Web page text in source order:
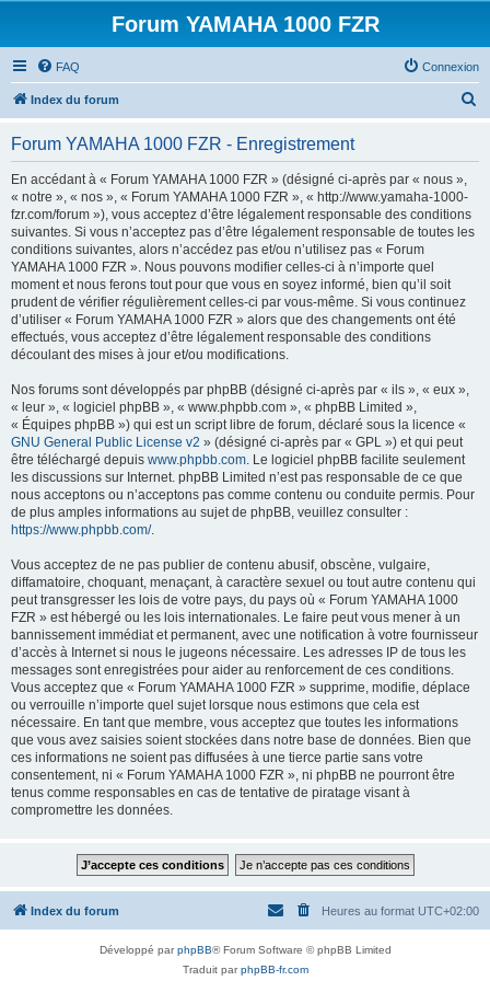
Forum YAMAHA 1000 FZR
FAQ Connexion
Index du forum
Forum YAMAHA 1000 FZR - Enregistrement
En accédant à « Forum YAMAHA 1000 FZR » (désigné ci-après par « nous »,
« notre », « nos », « Forum YAMAHA 1000 FZR », « http://www.yamaha-1000-
fzr.com/forum »), vous acceptez d’être légalement responsable des conditions
suivantes. Si vous n’acceptez pas d’être légalement responsable de toutes les
conditions suivantes, alors n’accédez pas et/ou n’utilisez pas « Forum
YAMAHA 1000 FZR ». Nous pouvons modifier celles-ci à n’importe quel
moment et nous ferons tout pour que vous en soyez informé, bien qu’il soit
prudent de vérifier régulièrement celles-ci par vous-même. Si vous continuez
d’utiliser « Forum YAMAHA 1000 FZR » alors que des changements ont été
effectués, vous acceptez d’être légalement responsable des conditions
découlant des mises à jour et/ou modifications.
Nos forums sont développés par phpBB (désigné ci-après par « ils », « eux »,
« leur », « logiciel phpBB », « www.phpbb.com », « phpBB Limited »,
« Équipes phpBB ») qui est un script libre de forum, déclaré sous la licence «
GNU General Public License v2 » (désigné ci-après par « GPL ») et qui peut
être téléchargé depuis www.phpbb.com. Le logiciel phpBB facilite seulement
les discussions sur Internet. phpBB Limited n’est pas responsable de ce que
nous acceptons ou n’acceptons pas comme contenu ou conduite permis. Pour
de plus amples informations au sujet de phpBB, veuillez consulter :
https://www.phpbb.com/.
Vous acceptez de ne pas publier de contenu abusif, obscène, vulgaire,
diffamatoire, choquant, menaçant, à caractère sexuel ou tout autre contenu qui
peut transgresser les lois de votre pays, du pays où « Forum YAMAHA 1000
FZR » est hébergé ou les lois internationales. Le faire peut vous mener à un
bannissement immédiat et permanent, avec une notification à votre fournisseur
d’accès à Internet si nous le jugeons nécessaire. Les adresses IP de tous les
messages sont enregistrées pour aider au renforcement de ces conditions.
Vous acceptez que « Forum YAMAHA 1000 FZR » supprime, modifie, déplace
ou verrouille n’importe quel sujet lorsque nous estimons que cela est
nécessaire. En tant que membre, vous acceptez que toutes les informations
que vous avez saisies soient stockées dans notre base de données. Bien que
ces informations ne soient pas diffusées à une tierce partie sans votre
consentement, ni « Forum YAMAHA 1000 FZR », ni phpBB ne pourront être
tenus comme responsables en cas de tentative de piratage visant à
compromettre les données.
Index du forum Heures au format UTC+02:00
Développé parphpBB® Forum Software © phpBB Limited
Traduit parphpBB-fr.com